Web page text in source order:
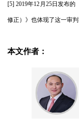
[5] 2019年12月25日发布
修正）》也体现了这一审判
本文作者：